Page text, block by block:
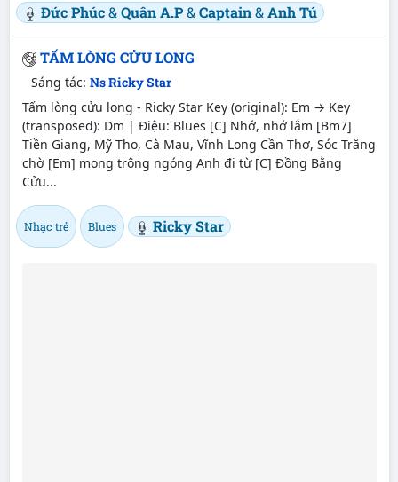
Đức Phúc&Quân A.P&Captain&Anh Tú
TẤM LÒNG CỬU LONG
Sáng tác: Ns Ricky Star
Tấm lòng cửu long - Ricky Star Key (original): Em → Key
(transposed): Dm | Điệu: Blues [C] Nhớ, nhớ lắm [Bm7]
Tiền Giang, Mỹ Tho, Cà Mau, Vĩnh Long Cần Thơ, Sóc Trăng
chờ [Em] mong trông ngóng Anh đi từ [C] Đồng Bằng
Cửu...
Nhạc trẻ Blues Ricky Star